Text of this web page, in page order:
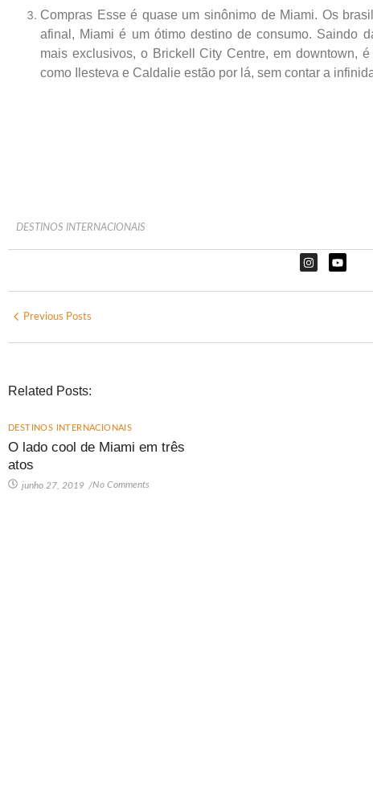
Compras Esse é quase um sinônimo de Miami. Os
afinal, Miami é um ótimo destino de consumo. Saindo
mais exclusivos, o Brickell City Centre, em downtown,
como Ilesteva e Caldalie estão por lá, sem contar a
DESTINOS INTERNACIONAIS
Previous Posts
Related Posts:
DESTINOS INTERNACIONAIS
O lado cool de Miami em três
atos
junho 27, 2019 /No Comments